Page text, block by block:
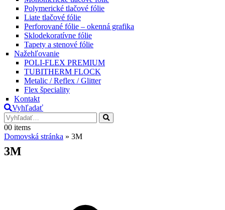
Polymerické tlačové fólie
Liate tlačové fólie
Perforované fólie – okenná grafika
Sklodekoratívne fólie
Tapety a stenové fólie
Nažehľovanie
POLI-FLEX PREMIUM
TUBITHERM FLOCK
Metalic / Reflex / Glitter
Flex špeciality
Kontakt
Vyhľadať
00 items
Domovská stránka » 3M
3M